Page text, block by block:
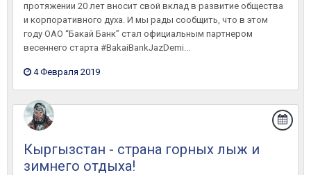
протяжении 20 лет вносит свой вклад в развитие общества
и корпоративного духа. И мы рады сообщить, что в этом
году ОАО “Бакай Банк” стал официальным партнером
весеннего старта #BakaiBankJazDemi...
4 Февраля 2019
Кыргызстан - страна горных лыж и
зимнего отдыха!